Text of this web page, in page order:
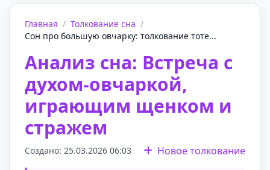
Главная / Толкование сна /
Сон про большую овчарку: толкование тоте...
Анализ сна: Встреча с
духом-овчаркой,
играющим щенком и
стражем
Создано: 25.03.2026 06:03 Новое толкование